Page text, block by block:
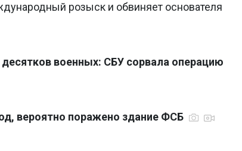
розыск и обвиняет основателя
десятков военных: СБУ сорвала операцию
вероятно поражено здание ФСБ